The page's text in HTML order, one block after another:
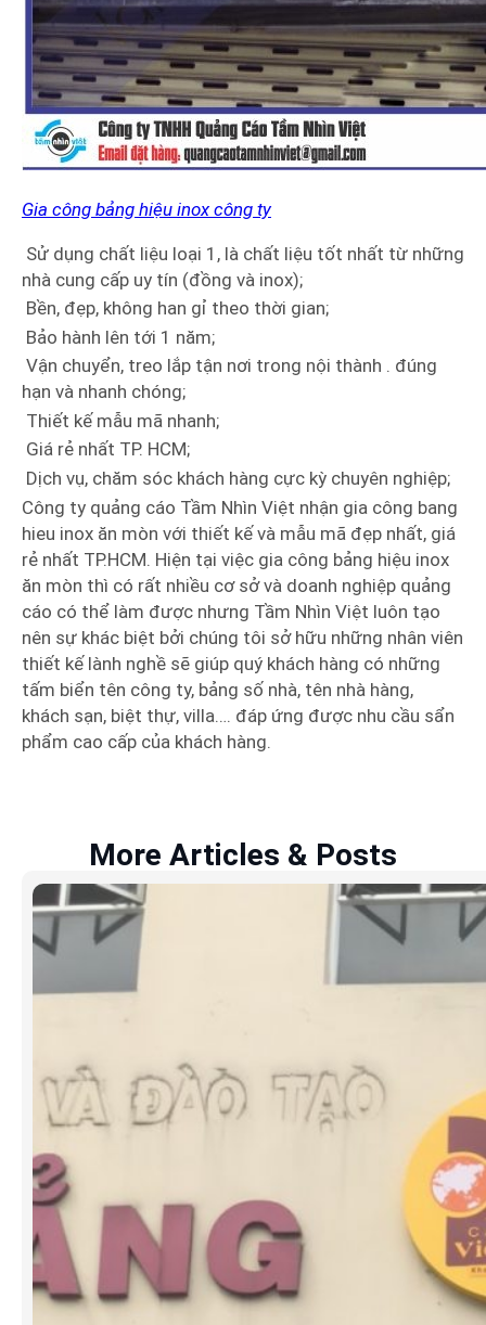
Gia công bảng hiệu inox công ty
Sử dụng chất liệu loại 1, là chất liệu tốt nhất từ những
nhà cung cấp uy tín (đồng và inox);
Bền, đẹp, không han gỉ theo thời gian;
Bảo hành lên tới 1 năm;
Vận chuyển, treo lắp tận nơi trong nội thành . đúng
hạn và nhanh chóng;
Thiết kế mẫu mã nhanh;
Giá rẻ nhất TP. HCM;
Dịch vụ, chăm sóc khách hàng cực kỳ chuyên nghiệp;
Công ty quảng cáo Tầm Nhìn Việt nhận gia công bang
hieu inox ăn mòn với thiết kế và mẫu mã đẹp nhất, giá
rẻ nhất TP.HCM. Hiện tại việc gia công bảng hiệu inox
ăn mòn thì có rất nhiều cơ sở và doanh nghiệp quảng
cáo có thể làm được nhưng Tầm Nhìn Việt luôn tạo
nên sự khác biệt bởi chúng tôi sở hữu những nhân viên
thiết kế lành nghề sẽ giúp quý khách hàng có những
tấm biển tên công ty, bảng số nhà, tên nhà hàng,
khách sạn, biệt thự, villa…. đáp ứng được nhu cầu sẩn
phẩm cao cấp của khách hàng.
More Articles & Posts